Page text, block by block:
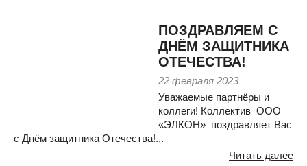
ПОЗДРАВЛЯЕМ С
ДНЁМ ЗАЩИТНИКА
ОТЕЧЕСТВА!
22 февраля 2023
Уважаемые партнёры и
коллеги! Коллектив ООО
«ЭЛКОН» поздравляет Вас
с Днём защитника Отечества!...
Читать далее